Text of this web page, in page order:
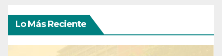
Lo Más Reciente